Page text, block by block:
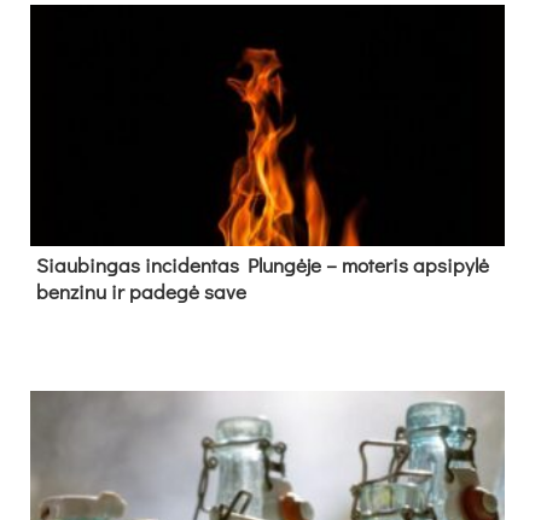
Siau­bin­gas in­ci­den­tas Plun­gė­je – mo­te­ris ap­si­py­lė
ben­zi­nu ir pa­de­gė sa­ve